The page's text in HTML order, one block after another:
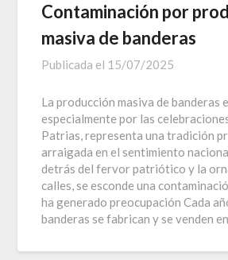
Contaminación por
masiva de banderas
Publicada el 15/07/2025
La producción masiva de banderas
especialmente por las
Patrias, representa una tradición
arraigada en el sentimiento
detrás del fervor patriótico y la
calles, se esconde una
ha generado preocupación Cada
banderas se fabrican y se venden